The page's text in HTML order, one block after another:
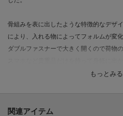
骨組みを表に出したような特徴的なデザ
により、入れる物によってフォルムが変化
ダブルファスナーで大きく開くので荷物
ハンドとショルダーの2通りで使え、幅
ひと回り大きいハンドバッグ（709-
関連アイテム